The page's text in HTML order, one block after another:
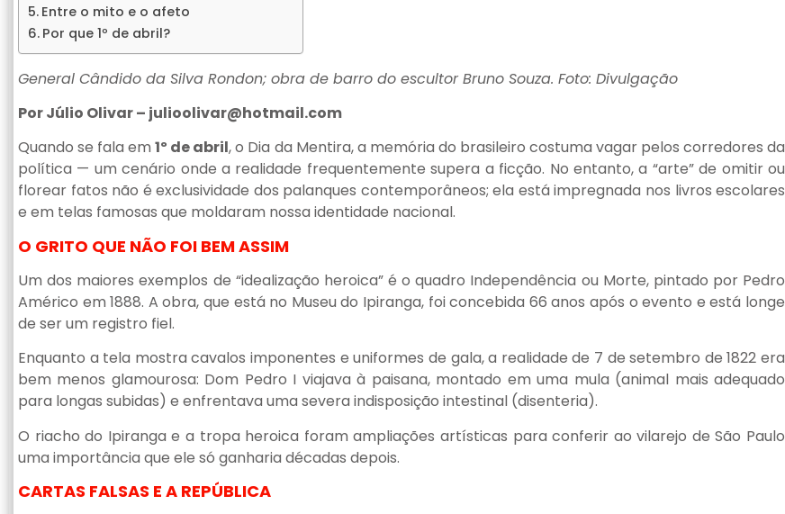
Entre o mito e o afeto
Por que 1º de abril?
General Cândido da Silva Rondon; obra de barro do escultor Bruno Souza. Foto: Divulgação
Por Júlio Olivar – julioolivar@hotmail.com
Quando se fala em1º de abril, o Dia da Mentira, a memória do brasileiro costuma vagar pelos corredores da
política — um cenário onde a realidade frequentemente supera a ficção. No entanto, a “arte” de omitir ou
florear fatos não é exclusividade dos palanques contemporâneos; ela está impregnada nos livros escolares
e em telas famosas que moldaram nossa identidade nacional.
O GRITO QUE NÃO FOI BEM ASSIM
Um dos maiores exemplos de “idealização heroica” é o quadro Independência ou Morte, pintado por Pedro
Américo em 1888. A obra, que está no Museu do Ipiranga, foi concebida 66 anos após o evento e está longe
de ser um registro fiel.
Enquanto a tela mostra cavalos imponentes e uniformes de gala, a realidade de 7 de setembro de 1822 era
bem menos glamourosa: Dom Pedro I viajava à paisana, montado em uma mula (animal mais adequado
para longas subidas) e enfrentava uma severa indisposição intestinal (disenteria).
O riacho do Ipiranga e a tropa heroica foram ampliações artísticas para conferir ao vilarejo de São Paulo
uma importância que ele só ganharia décadas depois.
CARTAS FALSAS E A REPÚBLICA